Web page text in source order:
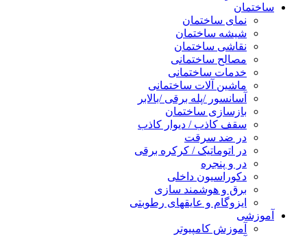
ساختمان
نمای ساختمان
شیشه ساختمان
نقاشی ساختمان
مصالح ساختمانی
خدمات ساختمانی
ماشین آلات ساختمانی
آسانسور /پله برقی /بالابر
بازسازی ساختمان
سقف کاذب / دیوار کاذب
در ضد سرقت
در اتوماتیک / کرکره برقی
در و پنجره
دکوراسیون داخلی
برق و هوشمند سازی
ایزوگام و عایقهای رطوبتی
آموزشی
آموزش کامپیوتر